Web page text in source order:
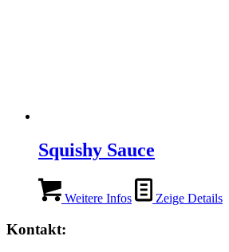
Squishy Sauce
Weitere Infos Zeige Details
Kontakt: